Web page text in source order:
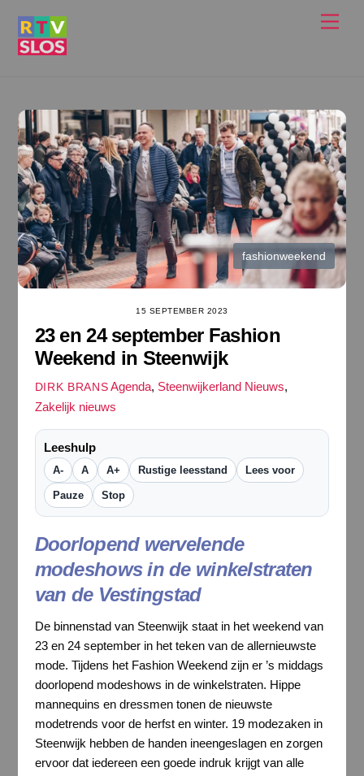
fashionweekend
15 SEPTEMBER 2023
23 en 24 september Fashion
Weekend in Steenwijk
DIRK BRANS Agenda, Steenwijkerland Nieuws,
Zakelijk nieuws
Leeshulp
A- A A+ Rustige leesstand Lees voor
Pauze Stop
Doorlopend wervelende
modeshows in de winkelstraten
van de Vestingstad
De binnenstad van Steenwijk staat in het weekend van
23 en 24 september in het teken van de allernieuwste
mode. Tijdens het Fashion Weekend zijn er ’s middags
doorlopend modeshows in de winkelstraten. Hippe
mannequins en dressmen tonen de nieuwste
modetrends voor de herfst en winter. 19 modezaken in
Steenwijk hebben de handen ineengeslagen en zorgen
ervoor dat iedereen een goede indruk krijgt van alle